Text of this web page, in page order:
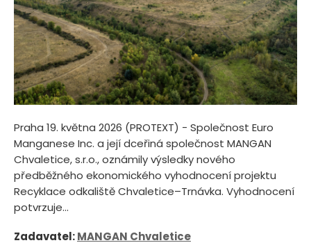
Praha 19. května 2026 (PROTEXT) - Společnost Euro
Manganese Inc. a její dceřiná společnost MANGAN
Chvaletice, s.r.o., oznámily výsledky nového
předběžného ekonomického vyhodnocení projektu
Recyklace odkaliště Chvaletice–Trnávka. Vyhodnocení
potvrzuje...
Zadavatel:MANGAN Chvaletice